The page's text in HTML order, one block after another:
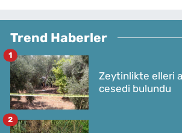
Trend Haberler
Zeytinlikte elleri
cesedi bulundu
1
2